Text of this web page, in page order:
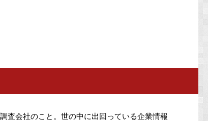
査会社のこと。世の中に出回っている企業情報